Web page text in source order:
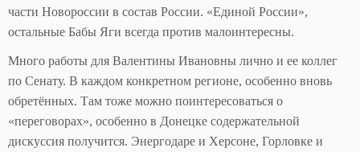
части Новороссии в состав России. «Единой России»,
остальные Бабы Яги всегда против малоинтересны.
Много работы для Валентины Ивановны лично и ее коллег
по Сенату. В каждом конкретном регионе, особенно вновь
обретённых. Там тоже можно поинтересоваться о
«переговорах», особенно в Донецке содержательной
дискуссия получится. Энергодаре и Херсоне, Горловке и